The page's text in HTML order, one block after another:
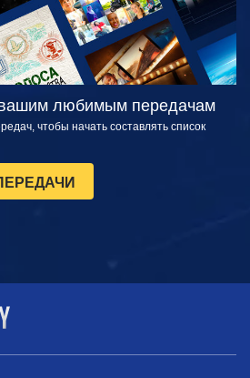
любимым передачам
чтобы начать составлять список